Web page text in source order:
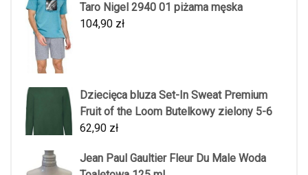
Taro Nigel 2940 01 piżama męska
104,90 zł
Dziecięca bluza Set-In Sweat Premium
Fruit of the Loom Butelkowy zielony 5-6
62,90 zł
Jean Paul Gaultier Fleur Du Male Woda